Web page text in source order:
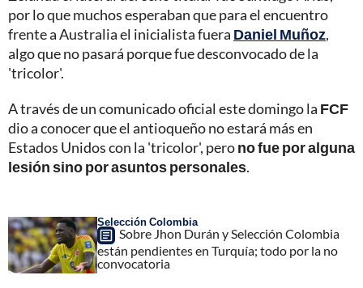
por lo que muchos esperaban que para el encuentro
frente a Australia el inicialista fuera Daniel Muñoz,
algo que no pasará porque fue desconvocado de la
'tricolor'.
A través de un comunicado oficial este domingo la FCF
dio a conocer que el antioqueño no estará más en
Estados Unidos con la 'tricolor', perono fue por alguna
lesión sino por asuntos personales.
Selección Colombia
Sobre Jhon Durán y Selección Colombia
están pendientes en Turquía; todo por la no
convocatoria